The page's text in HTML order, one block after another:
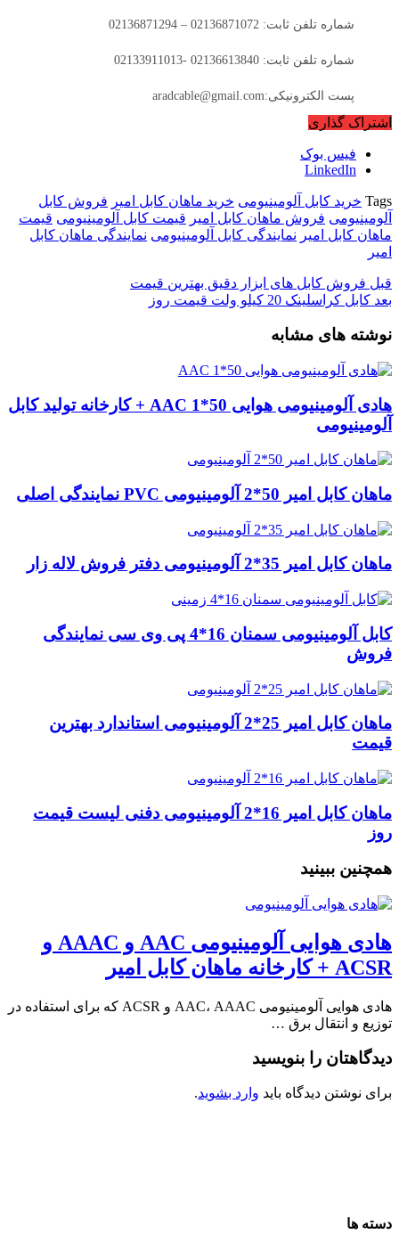
شماره تلفن ثابت: 02136871072 – 02136871294
شماره تلفن ثابت: 02136613840 -02133911013
پست الکترونیکی:aradcable@gmail.com
اشتراک گذاری
فیس بوک
LinkedIn
Tags خرید کابل آلومینیومی خرید ماهان کابل امیر فروش کابل
آلومینیومی فروش ماهان کابل امیر قیمت کابل آلومینیومی قیمت
ماهان کابل امیر نمایندگی کابل آلومینیومی نمایندگی ماهان کابل
امیر
قبل فروش کابل های ابزار دقیق بهترین قیمت
بعد کابل کراسلینک 20 کیلو ولت قیمت روز
نوشته های مشابه
هادی آلومینیومی هوایی 50*1 AAC + کارخانه تولید کابل
آلومینیومی
ماهان کابل امیر 50*2 آلومینیومی PVC نمایندگی اصلی
ماهان کابل امیر 35*2 آلومینیومی دفتر فروش لاله زار
کابل آلومینیومی سمنان 16*4 پی وی سی نمایندگی
فروش
ماهان کابل امیر 25*2 آلومینیومی استاندارد بهترین
قیمت
ماهان کابل امیر 16*2 آلومینیومی دفنی لیست قیمت
روز
همچنین ببینید
هادی هوایی آلومینیومی AAC و AAAC و
ACSR + کارخانه ماهان کابل امیر
هادی هوایی آلومینیومی AAC، AAAC و ACSR که برای استفاده در
توزیع و انتقال برق …
دیدگاهتان را بنویسید
برای نوشتن دیدگاه باید وارد بشوید.
دسته ها